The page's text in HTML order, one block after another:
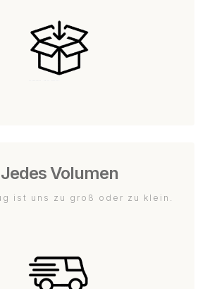
Jedes Volumen
ist uns zu groß oder zu klein.